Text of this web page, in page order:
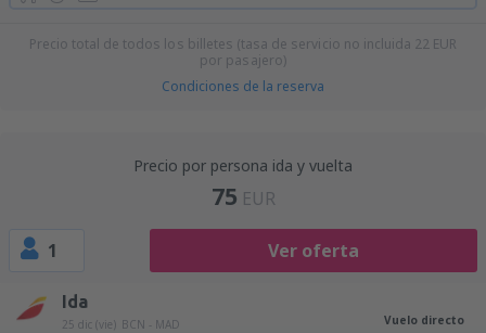
Precio total de todos los billetes (tasa de servicio no incluida 22 EUR
por pasajero)
Condiciones de la reserva
Precio por persona ida y vuelta
75 EUR
1 Ver oferta
Ida
25 dic (vie) BCN - MAD Vuelo directo